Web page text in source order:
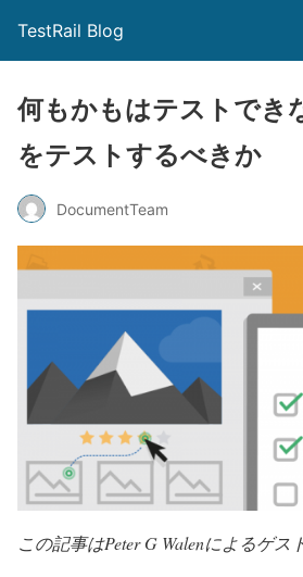
TestRail Blog
何もかもはテストでき
をテストするべきか
DocumentTeam
この記事はPeter G Walenによるゲス